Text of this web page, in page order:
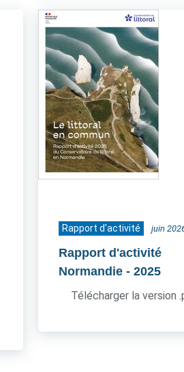
Rapport d'activité juin
Rapport d'activité
Normandie - 2025
Télécharger la version